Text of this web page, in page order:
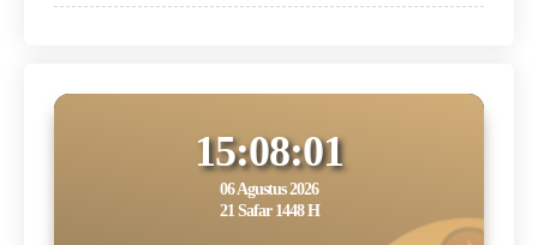
15:08:01
06 Agustus 2026
21 Safar 1448 H